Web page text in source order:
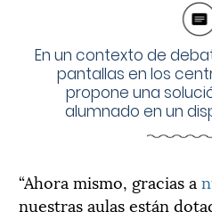
En un contexto de
pantallas en los
propone una
alumnado en un
“Ahora mismo, gracias a
nuestras aulas están